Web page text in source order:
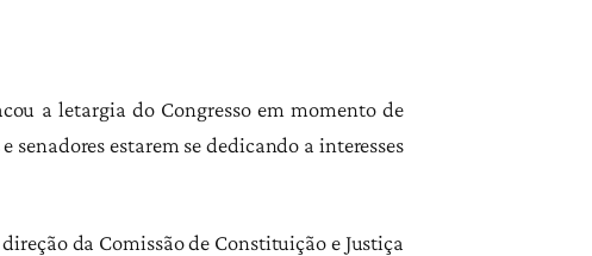
a letargia do Congresso em momento de
senadores estarem se dedicando a interesses
da Comissão de Constituição e Justiça